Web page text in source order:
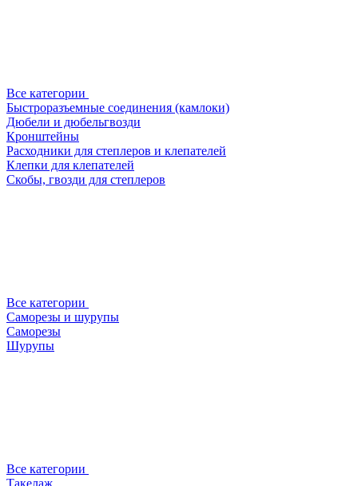
Все категории
Быстроразъемные соединения (камлоки)
Дюбели и дюбельгвозди
Кронштейны
Расходники для степлеров и клепателей
Клепки для клепателей
Скобы, гвозди для степлеров
Все категории
Саморезы и шурупы
Саморезы
Шурупы
Все категории
Такелаж